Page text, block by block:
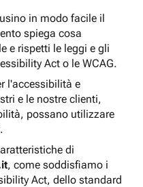
in modo facile il
spiega cosa
e rispetti le leggi e gli
Act o le WCAG.
l'accessibilità e
e le nostre clienti,
possano utilizzare
di
, come soddisfiamo i
Act, dello standard